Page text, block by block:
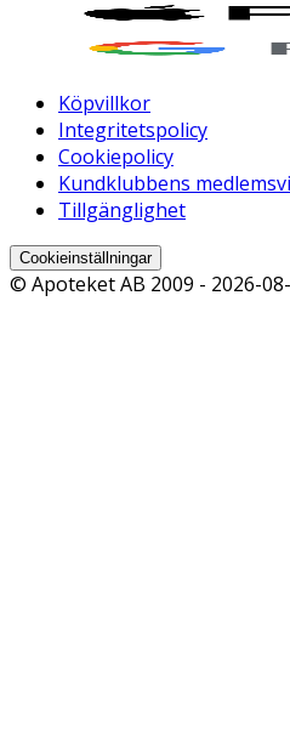
Köpvillkor
Integritetspolicy
Cookiepolicy
Kundklubbens
Tillgänglighet
Cookieinställningar
© Apoteket AB 2009 - 2026-